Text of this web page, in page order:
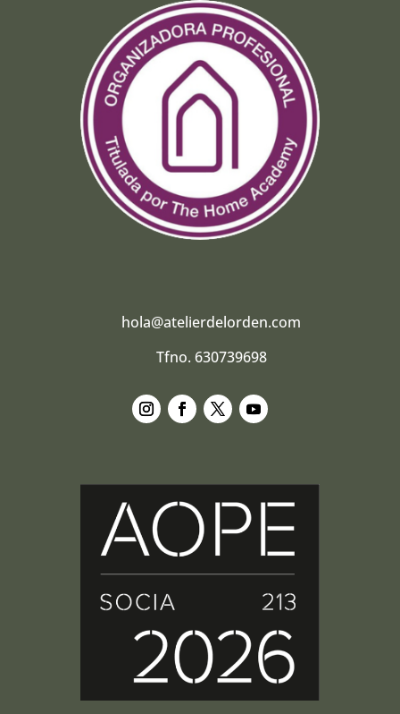
hola@atelierdelorden.com
Tfno. 630739698